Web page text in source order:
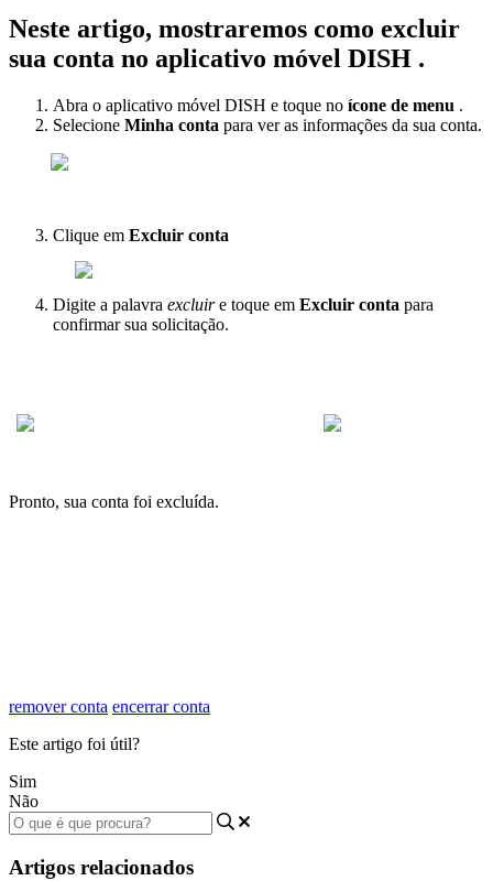
Neste artigo, mostraremos como excluir
sua conta no aplicativo móvel DISH .
Abra o aplicativo móvel DISH e toque no ícone de menu .
Selecione Minha conta para ver as informações da sua conta.
Clique em Excluir conta
Digite a palavra excluire toque em Excluir conta para
confirmar sua solicitação.
Pronto, sua conta foi excluída.
remover conta encerrar conta
Este artigo foi útil?
Sim
Não
Artigos relacionados